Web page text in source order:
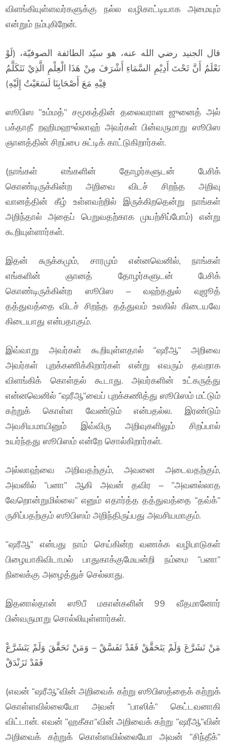
விளங்கியுள்ளவர்களுக்கு நல்ல வழிகாட்டியாக அமையும்
என்றும் நம்புகிறேன்.
قال الجنيد رضي الله عنه، هو سيّد الطائفة الصوفيّة، (لَوْ
نَعْلَمُ أَنَّ تَحْتَ أَدِيْمِ السَّمَاءِ أَشْرَفَ مِنْ هَذَا الْعِلْمِ الَّذِيْ نَتَكَلَّمُ
فِيْهِ مَعَ أَصْحَابِنَا لَسَعَيْتُ إِلَيْهِ)
ஸூபிஸ “உம்மத்” சமூகத்தின் தலைவரான ஜுனைத் அல்
பக்தாதீ றஹிமஹுல்லாஹ் அவர்கள் பின்வருமாறு ஸூபிஸ
ஞானத்தின் சிறப்பை சுட்டிக் காட்டுகிறார்கள்.
(நாங்கள் எங்களின் தோழர்களுடன் பேசிக்
கொண்டிருக்கின்ற அறிவை விடச் சிறந்த அறிவு
வானத்தின் கீழ் உள்ளவற்றில் இருக்கிறதென்று நாங்கள்
அறிந்தால் அதைப் பெறுவதற்காக முயற்சிப்போம்) என்று
கூறியுள்ளார்கள்.
இதன் சுருக்கமும், சாரமும் என்னவெனில், நாங்கள்
எங்களின் ஞானத் தோழர்களுடன் பேசிக்
கொண்டிருக்கின்ற ஸூபிஸ – வஹ்ததுல் வுஜூத்
தத்துவத்தை விடச் சிறந்த தத்துவம் உலகில் கிடையவே
கிடையாது என்பதாகும்.
இவ்வாறு அவர்கள் கூறியுள்ளதால் “ஷரீஆ” அறிவை
அவர்கள் புறக்கணிக்கிறார்கள் என்று எவரும் தவறாக
விளங்கிக் கொள்தல் கூடாது. அவர்களின் உட்கருத்து
என்னவெனில் “ஷரீஆ”வைப் புறக்கணித்து ஸூபிஸம் மட்டும்
கற்றுக் கொள்ள வேண்டும் என்பதல்ல. இரண்டும்
அவசியமாயினும் இவ்விரு அறிவுகளிலும் சிறப்பால்
உயர்ந்தது ஸூபிஸம் என்றே சொல்கிறார்கள்.
அல்லாஹ்வை அறிவதற்கும், அவனை அடைவதற்கும்,
அவனில் “பனா” ஆகி அவன் தவிர – “அவனல்லாத
வேறொன்றுமில்லை” எனும் எதார்த்த தத்துவத்தை “தவ்க்”
ருசிப்பதற்கும் ஸூபிஸம் அறிந்திருப்பது அவசியமாகும்.
“ஷரீஆ” என்பது நாம் செய்கின்ற வணக்க வழிபாடுகள்
பிழையாகிவிடாமல் பாதுகாக்குமேயன்றி நம்மை “பனா”
நிலைக்கு அழைத்துச் செல்லாது.
இதனால்தான் ஸூபீ மகான்களின் 99 வீதமானோர்
பின்வருமாறு சொல்லியுள்ளார்கள்.
مَنْ تَشَرَّعَ وَلَمْ يَتَحَقَّقْ فَقَدْ تَفَسَّقْ – وَمَنْ تَحَقَّقَ وَلَمْ يَتَشَرَّعْ
فَقَدْ تَزَنْدَقْ
(எவன் “ஷரீஆ”வின் அறிவைக் கற்று ஸூபிஸத்தைக் கற்றுக்
கொள்ளவில்லையோ அவன் “பாஸிக்” கெட்டவனாகி
விட்டான். எவன் “ஹகீகா”வின் அறிவைக் கற்று “ஷரீஆ”வின்
அறிவைக் கற்றுக் கொள்ளவில்லையோ அவன் “சிந்தீக்”